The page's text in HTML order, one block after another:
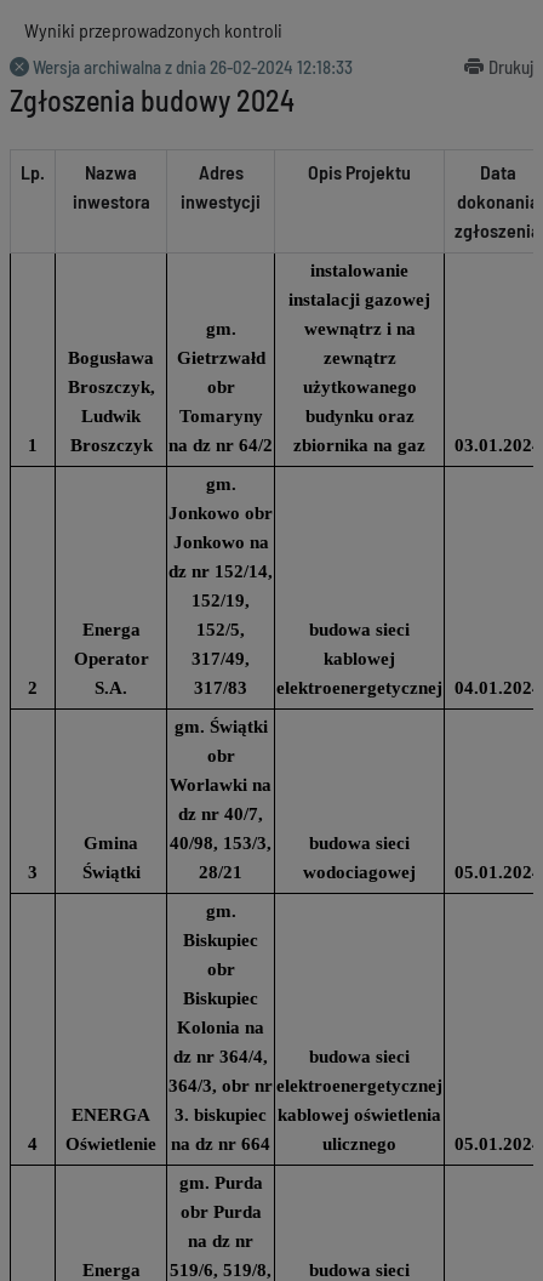
Wyniki przeprowadzonych kontroli
Wersja archiwalna z dnia 26-02-2024 12:18:33 Drukuj
Zgłoszenia budowy 2024
Lp.
Nazwa
inwestora
Adres
inwestycji
Opis Projektu
Data
dokonania
zgłoszenia
1
Bogusława
Broszczyk,
Ludwik
Broszczyk
gm.
Gietrzwałd
obr
Tomaryny
na dz nr 64/2
instalowanie
instalacji gazowej
wewnątrz i na
zewnątrz
użytkowanego
budynku oraz
zbiornika na gaz
03.01.2024
2
Energa
Operator
S.A.
gm.
Jonkowo obr
Jonkowo na
dz nr 152/14,
152/19,
152/5,
317/49,
317/83
budowa sieci
kablowej
elektroenergetycznej
04.01.2024
3
Gmina
Świątki
gm. Świątki
obr
Worlawki na
dz nr 40/7,
40/98, 153/3,
28/21
budowa sieci
wodociagowej
05.01.2024
4
ENERGA
Oświetlenie
gm.
Biskupiec
obr
Biskupiec
Kolonia na
dz nr 364/4,
364/3, obr nr
3. biskupiec
na dz nr 664
budowa sieci
elektroenergetycznej
kablowej oświetlenia
ulicznego
05.01.2024
Energa
gm. Purda
obr Purda
na dz nr
519/6, 519/8,
budowa sieci